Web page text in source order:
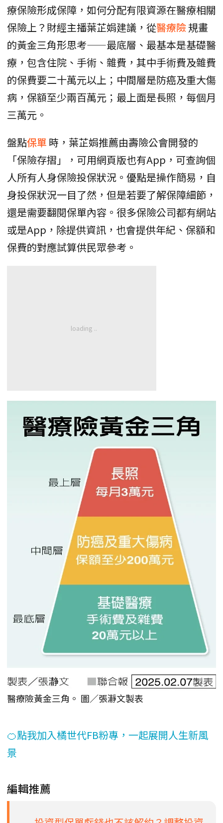
療保險形成保障，如何分配有限資源在醫療相關
保險上？財經主播葉芷娟建議，從醫療險規畫
的黃金三角形思考——最底層、最基本是基礎醫
療，包含住院、手術、雜費，其中手術費及雜費
的保費要二十萬元以上；中間層是防癌及重大傷
病，保額至少兩百萬元；最上面是長照，每個月
三萬元。
盤點保單 時，葉芷娟推薦由壽險公會開發的
「保險存摺」，可用網頁版也有App，可查詢個
人所有人身保險投保狀況。優點是操作簡易，自
身投保狀況一目了然，但是若要了解保障細節，
還是需要翻閱保單內容。很多保險公司都有網站
或是App，除提供資訊，也會提供年紀、保額和
保費的對應試算供民眾參考。
醫療險黃金三角。 圖／張瀞文製表
🍊點我加入橘世代FB粉專，一起展開人生新風
景
編輯推薦